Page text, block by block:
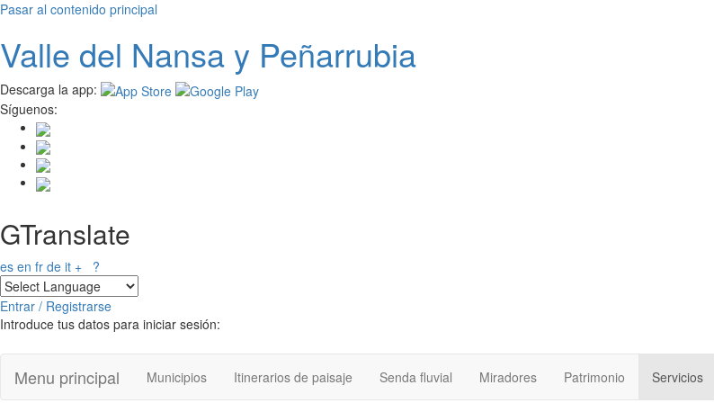
Pasar al contenido principal
Valle del Nansay Peñarrubia
Descarga la app:
Síguenos:
GTranslate
es en fr de it + ?
Entrar / Registrarse
Introduce tus datos para iniciar sesión:
Menu principal Municipios Itinerarios de paisaje Senda fluvial Miradores Patrimonio Servicios